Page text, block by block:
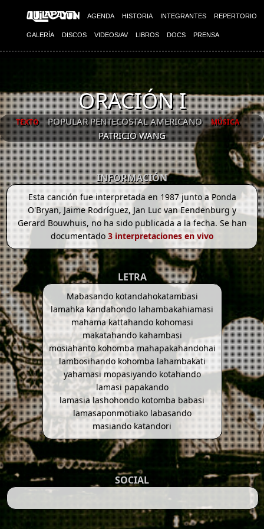
AGENDA HISTORIA INTEGRANTES REPERTORIO
GALERÍA DISCOS VIDEOS/AV LIBROS DOCS PRENSA
ORACIÓN I
TEXTO POPULAR PENTECOSTAL AMERICANO MÚSICA
PATRICIO WANG
INFORMACIÓN
Esta canción fue interpretada en 1987 junto a Ponda
O'Bryan, Jaime Rodríguez, Jan Luc van Eendenburg y
Gerard Bouwhuis, no ha sido publicada a la fecha. Se han
documentado 3 interpretaciones en vivo
LETRA
Mabasando kotandahokatambasi
lamahka kandahondo lahambakahiamasi
mahama kattahando kohomasi
makatahando kahambasi
mosiahanto kohomba mahapakahandohai
lambosihando kohomba lahambakati
yahamasi mopasiyando kotahando
lamasi papakando
lamasia lashohondo kotomba babasi
lamasaponmotiako labasando
masiando katandori
SOCIAL